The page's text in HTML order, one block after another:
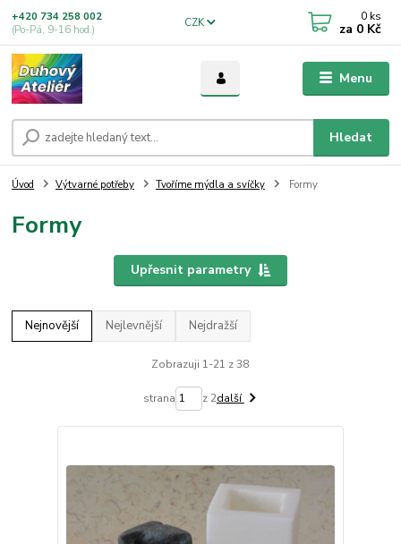
Menu
CZK
Hledat
+420 734 258 002
(Po-Pá, 9-16 hod.)
0 ks
za 0 Kč
Úvod Výtvarné potřeby Tvoříme mýdla a svíčky Formy
Formy
Upřesnit parametry
Nejnovější Nejlevnější Nejdražší
Zobrazuji 1-21 z 38
strana z 2další